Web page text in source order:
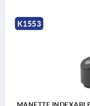
K1553